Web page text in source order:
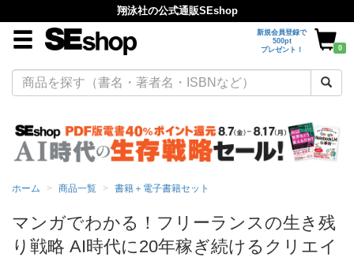
翔泳社の公式通販SEshop
新規会員登録で
500pt
プレゼント！
0
ホーム 商品一覧 書籍＋電子書籍セット
マンガでわかる！フリーランスの生き残
り戦略 AI時代に20年稼ぎ続けるクリエイ